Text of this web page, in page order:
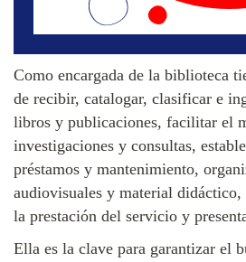
Como encargada de la biblioteca
de recibir, catalogar, clasificar e
libros y publicaciones, facilitar el
investigaciones y consultas,
préstamos y mantenimiento,
audiovisuales y material
la prestación del servicio y
Ella es la clave para garantizar el